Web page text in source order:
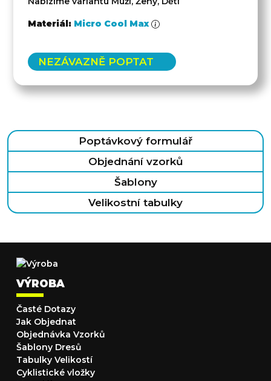
Materiál: Micro Cool Max
NEZÁVAZNĚ POPTAT
Poptávkový formulář
Objednání vzorků
Šablony
Velikostní tabulky
VÝROBA
Časté Dotazy
Jak Objednat
Objednávka Vzorků
Šablony Dresů
Tabulky Velikostí
Cyklistické vložky